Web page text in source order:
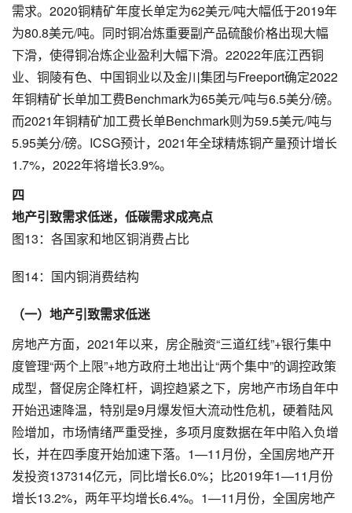
需求。2020铜精矿年度长单定为62美元/吨大幅低于2019年
为80.8美元/吨。同时铜冶炼重要副产品硫酸价格出现大幅
下滑，使得铜冶炼企业盈利大幅下滑。22022年底江西铜
业、铜陵有色、中国铜业以及金川集团与Freeport确定2022
年铜精矿长单加工费Benchmark为65美元/吨与6.5美分/磅。
而2021年铜精矿加工费长单Benchmark则为59.5美元/吨与
5.95美分/磅。ICSG预计，2021年全球精炼铜产量预计增长
1.7%，2022年将增长3.9%。
四
地产引致需求低迷，低碳需求成亮点
图13：各国家和地区铜消费占比
图14：国内铜消费结构
（一）地产引致需求低迷
房地产方面，2021年以来，房企融资“三道红线”+银行集中
度管理“两个上限”+地方政府土地出让“两个集中”的调控政策
成型，督促房企降杠杆，调控趋紧之下，房地产市场自年中
开始迅速降温，特别是9月爆发恒大流动性危机，硬着陆风
险增加，市场情绪严重受挫，多项月度数据在年中陷入负增
长，并在四季度开始加速下落。1—11月份，全国房地产开
发投资137314亿元，同比增长6.0%；比2019年1—11月份
增长13.2%，两年平均增长6.4%。1—11月份，全国房地产